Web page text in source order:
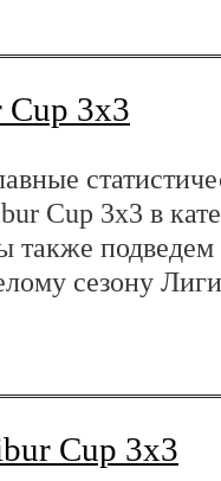
Cup 3x3
Cup 3x3 в
также подведем
сезону
Cup 3x3